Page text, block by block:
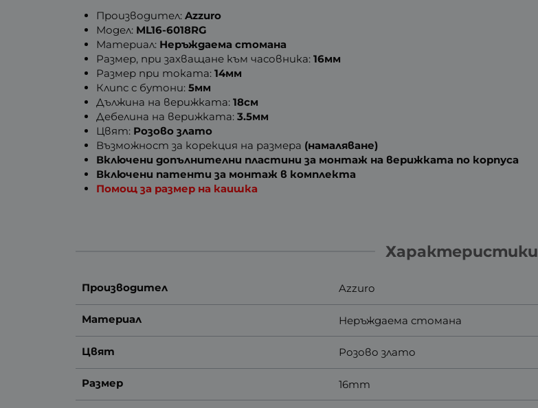
Производител:Azzuro
Модел: ML16-6018RG
Материал: Неръждаема стомана
Размер, при захващане към часовника:16мм
Размер при токата: 14мм
Клипс с бутони: 5мм
Дължина на верижката:18см
Дебелина на верижката:3.5мм
Цвят: Розово злато
Възможност за корекция на размера (намаляване)
Включени допълнителни пластини за монтаж на верижката по корпуса
Включени патенти за монтаж в комплекта
Помощ за размер на каишка
Характеристики
Производител Azzuro
Материал Неръждаема стомана
Цвят Розово злато
Размер 16mm